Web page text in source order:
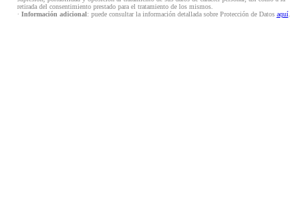
retirada del consentimiento prestado para el tratamiento de los mismos.
· Información adicional: puede consultar la información detallada sobre Protección de Datos aquí.